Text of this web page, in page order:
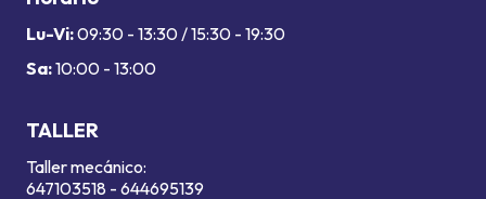
Lu-Vi:09:30 - 13:30 / 15:30 - 19:30
Sa:10:00 - 13:00
TALLER
Taller mecánico:
647103518 - 644695139